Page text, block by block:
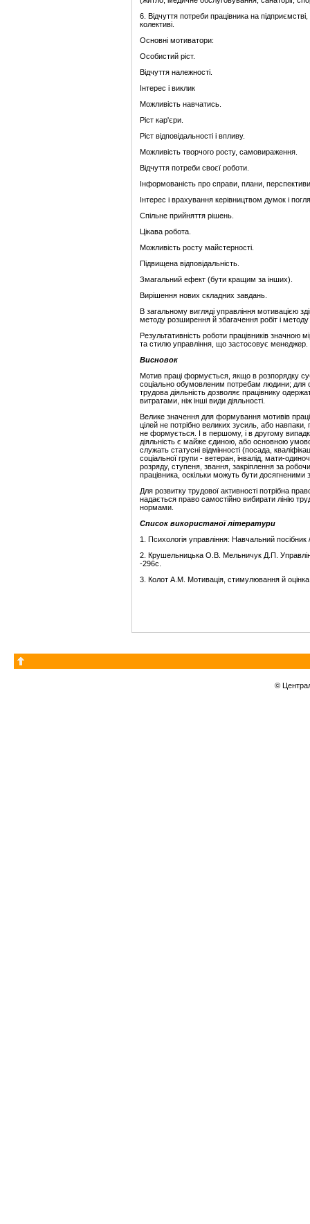
6. Відчуття потреби працівника на
колективі.
Основні мотиватори:
Особистий ріст.
Відчуття належності.
Інтерес і виклик
Можливість навчатись.
Ріст кар'єри.
Ріст відповідальності і впливу.
Можливість творчого росту, самовираження.
Відчуття потреби своєї роботи.
Інформованість про справи, плани,
Інтерес і врахування керівництвом думок і
Спільне прийняття рішень.
Цікава робота.
Можливість росту майстерності.
Підвищена відповідальність.
Змагальний ефект (бути кращим за інших).
Вирішення нових складних завдань.
В загальному вигляді управління мотивацією
методу розширення й збагачення робіт і методу
Результативність роботи працівників значною
та стилю управління, що застосовує менеджер.
Висновок
Мотив праці формується, якщо в розпорядку
соціально обумовленим потребам людини; для
трудова діяльність дозволяє працівнику
витратами, ніж інші види діяльності.
Велике значення для формування мотивів
цілей не потрібно великих зусиль, або
не формується. І в першому, і в другому
діяльність є майже єдиною, або основною
служать статусні відмінності (посада,
соціальної групи - ветеран, інвалід, мати-
розряду, ступеня, звання, закріплення за
працівника, оскільки можуть бути досягненими
Для розвитку трудової активності потрібна
надається право самостійно вибирати лінію
нормами.
Список використаної літератури
1. Психологія управління: Навчальний
2. Крушельницька О.В. Мельничук Д.П.
-296с.
3. Колот А.М. Мотивація, стимулювання й
©